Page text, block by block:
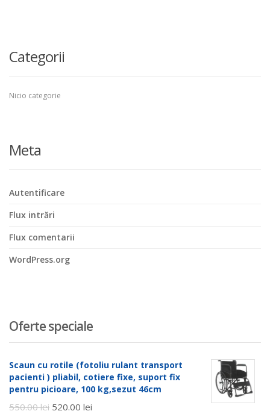
Categorii
Nicio categorie
Meta
Autentificare
Flux intrări
Flux comentarii
WordPress.org
Oferte speciale
Scaun cu rotile (fotoliu rulant transport
pacienti ) pliabil, cotiere fixe, suport fix
pentru picioare, 100 kg,sezut 46cm
550.00lei 520.00 lei